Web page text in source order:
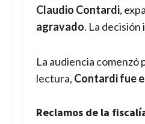
Claudio Contardi,
agravado. La decisión
La audiencia comenzó
lectura, Contardi fue
Reclamos de la